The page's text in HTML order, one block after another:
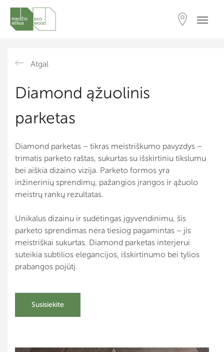
Atgal
Diamond ąžuolinis
parketas
Diamond parketas – tikras meistriškumo pavyzdys –
trimatis parketo raštas, sukurtas su išskirtiniu tikslumu
bei aiškia dizaino vizija. Parketo formos yra
inžinerinių sprendimų, pažangios įrangos ir ąžuolo
meistrų rankų rezultatas.
Unikalus dizainu ir sudėtingas įgyvendinimu, šis
parketo sprendimas nėra tiesiog pagamintas – jis
meistriškai sukurtas. Diamond parketas interjerui
suteikia subtilios elegancijos, išskirtinumo bei tylios
prabangos pojūtį.
Susisiekite